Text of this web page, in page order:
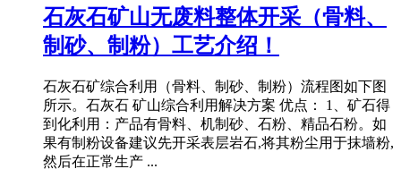
石灰石矿山无废料整体开采（骨料、
制砂、制粉）工艺介绍！
石灰石矿综合利用（骨料、制砂、制粉）流程图如下图
所示。石灰石 矿山综合利用解决方案 优点： 1、矿石得
到化利用：产品有骨料、机制砂、石粉、精品石粉。如
果有制粉设备建议先开采表层岩石,将其粉尘用于抹墙粉,
然后在正常生产 ...